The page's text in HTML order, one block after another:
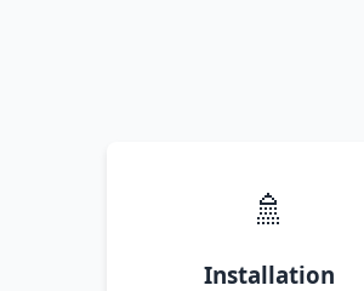
🚿
Installation